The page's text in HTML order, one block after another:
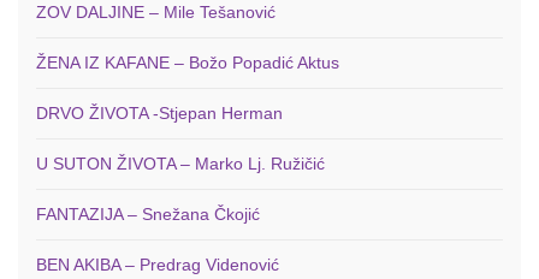
ZOV DALJINE – Mile Tešanović
ŽENA IZ KAFANE – Božo Popadić Aktus
DRVO ŽIVOTA -Stjepan Herman
U SUTON ŽIVOTA – Marko Lj. Ružičić
FANTAZIJA – Snežana Čkojić
BEN AKIBA – Predrag Videnović